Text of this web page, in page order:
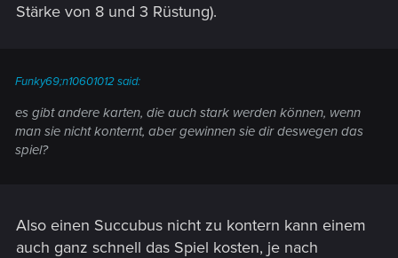
Stärke von 8 und 3 Rüstung).
Funky69;n10601012 said:
es gibt andere karten, die auch stark werden können, wenn
man sie nicht konternt, aber gewinnen sie dir deswegen das
spiel?
Also einen Succubus nicht zu kontern kann einem
auch ganz schnell das Spiel kosten, je nach